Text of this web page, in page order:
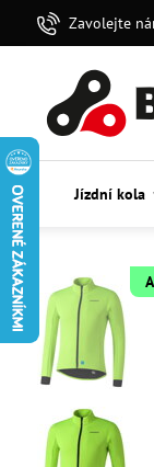
Zavolejte
Jízdní kola